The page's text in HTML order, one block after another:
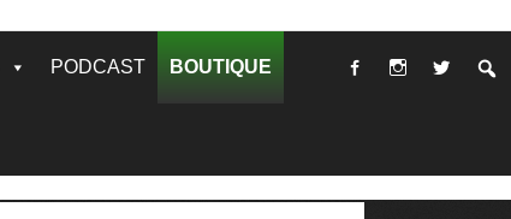
PODCAST BOUTIQUE